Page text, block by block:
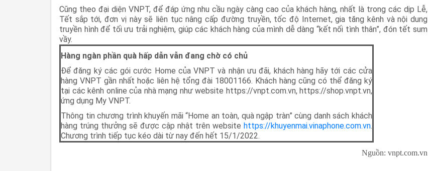
Cũng theo đại diện VNPT, để đáp ứng nhu cầu ngày càng cao của khách hàng, nhất là trong các dịp Lễ,
Tết sắp tới, đơn vị này sẽ liên tục nâng cấp đường truyền, tốc độ Internet, gia tăng kênh và nội dung
truyền hình để tối ưu trải nghiệm, giúp các khách hàng của mình dễ dàng “kết nối tình thân”, đón tết sum
vầy.
Hàng ngàn phần quà hấp dẫn vẫn đang chờ có chủ
Để đăng ký các gói cước Home của VNPT và nhận ưu đãi, khách hàng hãy tới các cửa
hàng VNPT gần nhất hoặc liên hệ tổng đài 18001166. Khách hàng cũng có thể đăng ký
tại các kênh online của nhà mạng như website https://vnpt.com.vn, https://shop.vnpt.vn,
ứng dụng My VNPT.
Thông tin chương trình khuyến mãi “Home an toàn, quà ngập tràn” cùng danh sách khách
hàng trúng thưởng sẽ được cập nhật trên website https://khuyenmai.vinaphone.com.vn.
Chương trình tiếp tục kéo dài từ nay đến hết 15/1/2022.
Nguồn: vnpt.com.vn